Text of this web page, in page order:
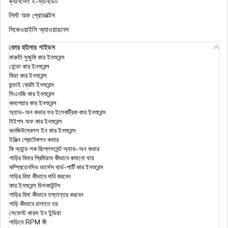
লিস্ট অফ প্রোডাক্টস
সিকেওয়াইসি অ্যাওয়ারনেস
ফোর হুইলার গাইডস
মারুতি সুজুকি কার ইনশুরেন্স
হোন্ডা কার ইনশুরেন্স
কিয়া কার ইনশুরেন্স
হুন্ডাই ক্রেটা ইনশুরেন্স
সিএনজি কার ইনশুরেন্স
কমপেয়ার কার ইনশুরেন্স
অ্যাড-অন কভার ফর ইলেকট্রিক কার ইনশুরেন্স
টাইপস অফ কার ইনশুরেন্স
কনজিউমেবলস ইন কার ইনশুরেন্স
ইঞ্জিন প্রোটেকশন কভার
কি অ্যান্ড লক রিপ্লেসমেন্ট অ্যাড-অন কভার
গাড়ির বিমার প্রিমিয়াম কীভাবে কমানো যায়
কম্প্রিহেনসিভ ভার্সেস থার্ড-পার্টি কার ইনশুরেন্স
গাড়ির বিমা কীভাবে দাবি করবেন
কার ইনশুরেন্স ডিসকাউন্টস
গাড়ির বিমা কীভাবে হস্তান্তর করবেন
গাড়ি কীভাবে চালাতে হয়
সেফেস্ট কারস ইন ইন্ডিয়া
গাড়িতে RPM কী